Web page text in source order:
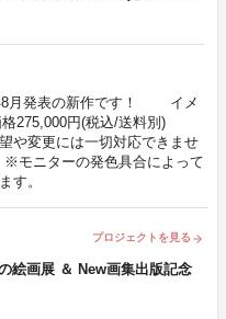
月発表の新作です！ イメ
275,000円(税込/送料別)
や変更には一切対応できませ
ニターの発色具合によって
す。
プロジェクトを見る arrow_forward
画展 ＆ New画集出版記念